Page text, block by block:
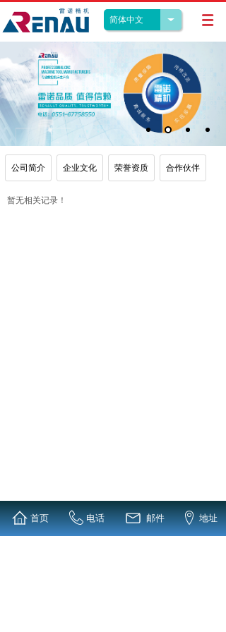
公司简介 企业文化 荣誉资质 合作伙伴
暂无相关记录！
简体中文
首页 电话 邮件 地址